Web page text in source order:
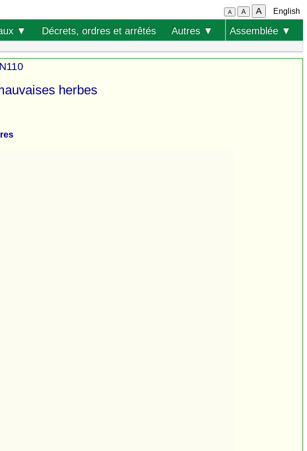
A A A English
▼ Décrets, ordres et arrêtés Autres ▼ Assemblée ▼
herbes